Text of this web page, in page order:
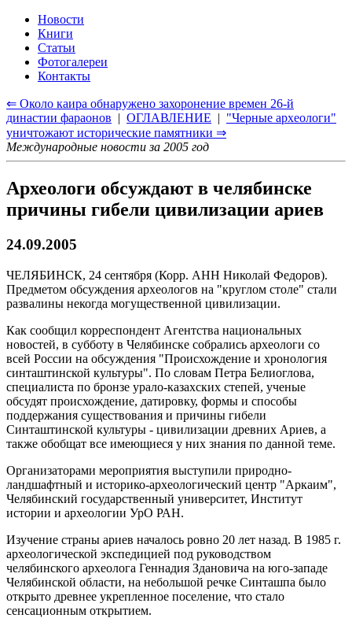
Новости
Книги
Статьи
Фотогалереи
Контакты
⇐ Около каира обнаружено захоронение времен 26-й
династии фараонов | ОГЛАВЛЕНИЕ | "Черные археологи"
уничтожают исторические памятники ⇒
Международные новости за 2005 год
Археологи обсуждают в челябинске
причины гибели цивилизации ариев
24.09.2005
ЧЕЛЯБИНСК, 24 сентября (Корр. АНН Николай Федоров).
Предметом обсуждения археологов на "круглом столе" стали
развалины некогда могущественной цивилизации.
Как сообщил корреспондент Агентства национальных
новостей, в субботу в Челябинске собрались археологи со
всей России на обсуждения "Происхождение и хронология
синташтинской культуры". По словам Петра Белиоглова,
специалиста по бронзе урало-казахских степей, ученые
обсудят происхождение, датировку, формы и способы
поддержания существования и причины гибели
Синташтинской культуры - цивилизации древних Ариев, а
также обобщат все имеющиеся у них знания по данной теме.
Организаторами мероприятия выступили природно-
ландшафтный и историко-археологический центр "Аркаим",
Челябинский государственный университет, Институт
истории и археологии УрО РАН.
Изучение страны ариев началось ровно 20 лет назад. В 1985 г.
археологической экспедицией под руководством
челябинского археолога Геннадия Здановича на юго-западе
Челябинской области, на небольшой речке Синташпа было
открыто древнее укрепленное поселение, что стало
сенсационным открытием.